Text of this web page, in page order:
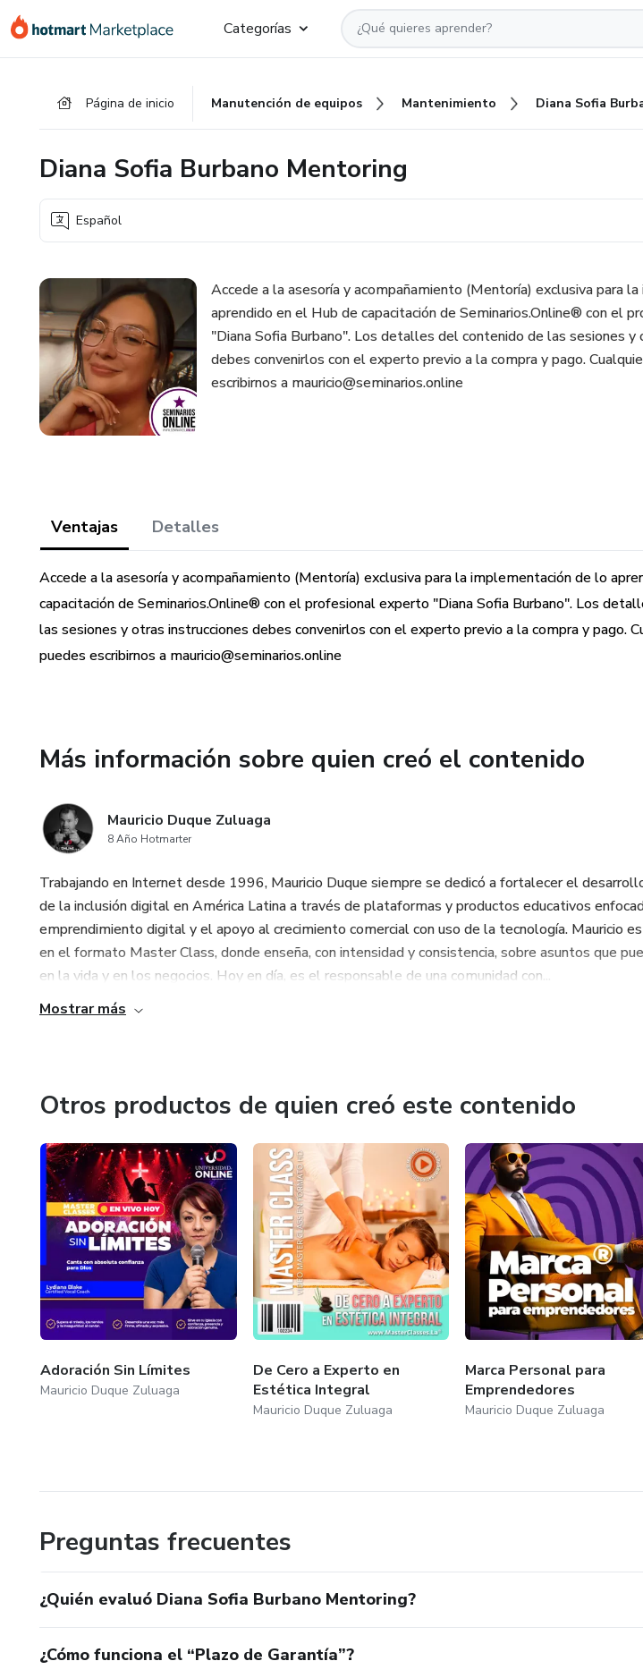
Categorías
Página de inicio Manutención de equipos Mantenimiento
Diana Sofia Burbano Mentoring
Español
Accede a la asesoría y acompañamiento (Mentoría) exclusiva para
aprendido en el Hub de capacitación de Seminarios.Online®️ con el
"Diana Sofia Burbano". Los detalles del contenido de las sesiones y
debes convenirlos con el experto previo a la compra y pago.
escribirnos a mauricio@seminarios.online
Ventajas Detalles
Accede a la asesoría y acompañamiento (Mentoría) exclusiva para la implementación de lo
capacitación de Seminarios.Online®️ con el profesional experto "Diana Sofia Burbano". Los
las sesiones y otras instrucciones debes convenirlos con el experto previo a la compra y pago.
puedes escribirnos a mauricio@seminarios.online
Más información sobre quien creó el contenido
Mauricio Duque Zuluaga
8 Año Hotmarter
Trabajando en Internet desde 1996, Mauricio Duque siempre se dedicó a fortalecer el
de la inclusión digital en América Latina a través de plataformas y productos educativos
emprendimiento digital y el apoyo al crecimiento comercial con uso de la tecnología. Mauricio
en el formato Master Class, donde enseña, con intensidad y consistencia, sobre asuntos que
en la vida y en los negocios. Hoy en día, es el responsable de una comunidad con...
Mostrar más
Otros productos de quien creó este contenido
Adoración Sin Límites
Mauricio Duque Zuluaga
De Cero a Experto en
Estética Integral
Mauricio Duque Zuluaga
Marca Personal para
Emprendedores
Mauricio Duque Zuluaga
Preguntas frecuentes
¿Quién evaluó Diana Sofia Burbano Mentoring?
¿Cómo funciona el “Plazo de Garantía”?